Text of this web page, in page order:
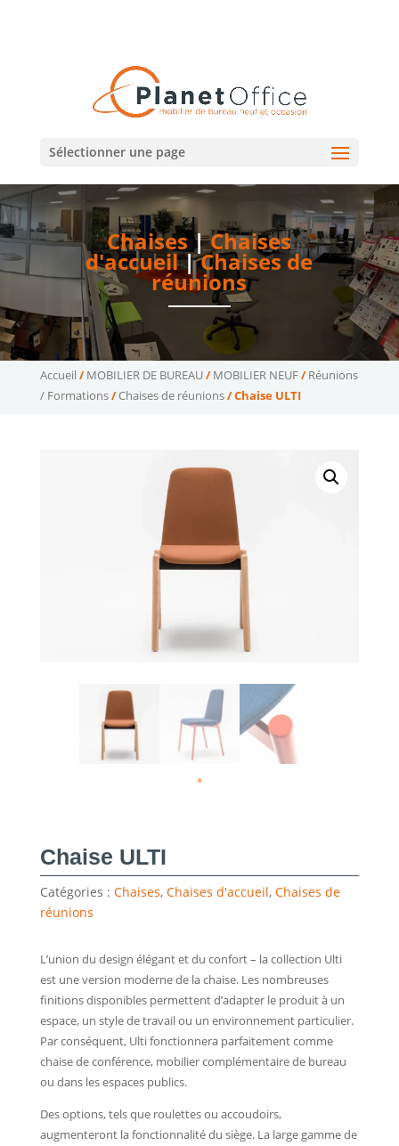
Sélectionner une page
Chaises|Chaises
d'accueil|Chaises de
réunions
Accueil /MOBILIER DE BUREAU/MOBILIER NEUF/Réunions
/ Formations/Chaises de réunions/ Chaise ULTI
Chaise ULTI
Catégories : Chaises, Chaises d'accueil, Chaises de
réunions
L’union du design élégant et du confort – la collection Ulti
est une version moderne de la chaise. Les nombreuses
finitions disponibles permettent d’adapter le produit à un
espace, un style de travail ou un environnement particulier.
Par conséquent, Ulti fonctionnera parfaitement comme
chaise de conférence, mobilier complémentaire de bureau
ou dans les espaces publics.
Des options, tels que roulettes ou accoudoirs,
augmenteront la fonctionnalité du siège. La large gamme de